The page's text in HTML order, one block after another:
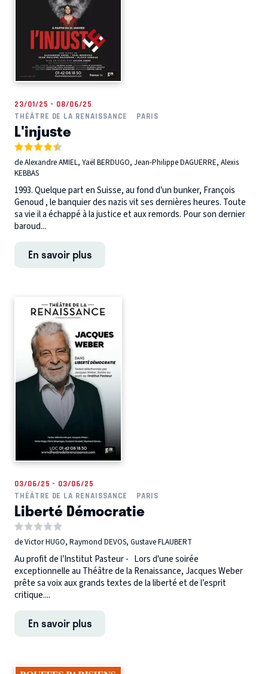
23/01/25 - 08/06/25
THÉÂTRE DE LA RENAISSANCE
PARIS
L'injuste
de Alexandre AMIEL, Yaël BERDUGO, Jean-Philippe DAGUERRE, Alexis
KEBBAS
1993. Quelque part en Suisse, au fond d’un bunker, François
Genoud , le banquier des nazis vit ses dernières heures. Toute
sa vie il a échappé à la justice et aux remords. Pour son dernier
baroud...
En savoir plus
03/06/25 - 03/06/25
THÉÂTRE DE LA RENAISSANCE
PARIS
Liberté Démocratie
de Victor HUGO, Raymond DEVOS, Gustave FLAUBERT
Au profit de l’Institut Pasteur - Lors d'une soirée
exceptionnelle au Théâtre de la Renaissance, Jacques Weber
prête sa voix aux grands textes de la liberté et de l’esprit
critique....
En savoir plus